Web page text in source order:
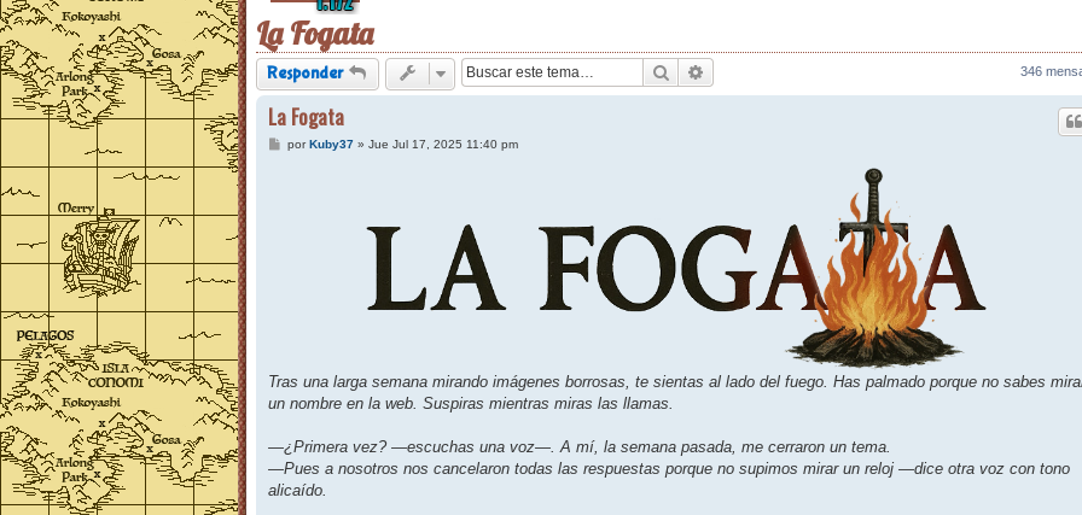
La Fogata
Responder Buscar 346
La Fogata
MporKuby37» Jue Jul 17, 2025 11:40 pm
Tras una larga semana mirando imágenes borrosas, te sientas al lado del fuego. Has palmado porque no sabes
un nombre en la web. Suspiras mientras miras las llamas.
—¿Primera vez? —escuchas una voz—. A mí, la semana pasada, me cerraron un tema.
—Pues a nosotros nos cancelaron todas las respuestas porque no supimos mirar un reloj —dice otra voz con tono
alicaído.